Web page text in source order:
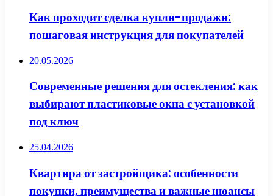
Как проходит сделка купли-продажи:
пошаговая инструкция для покупателей
20.05.2026
Современные решения для остекления: как
выбирают пластиковые окна с установкой
под ключ
25.04.2026
Квартира от застройщика: особенности
покупки, преимущества и важные нюансы